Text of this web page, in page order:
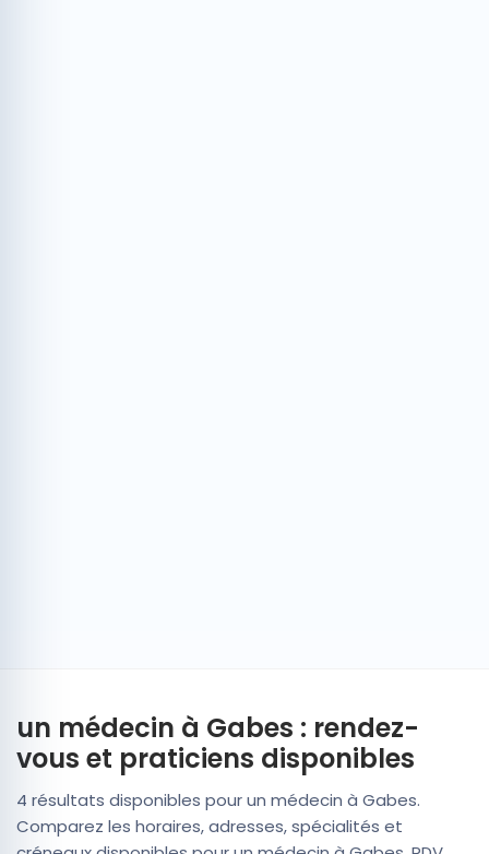
un médecin à Gabes : rendez-
vous et praticiens disponibles
4 résultats disponibles pour un médecin à Gabes.
Comparez les horaires, adresses, spécialités et